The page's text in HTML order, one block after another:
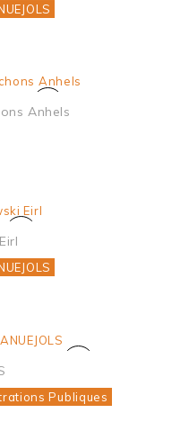
Anhels
Publiques